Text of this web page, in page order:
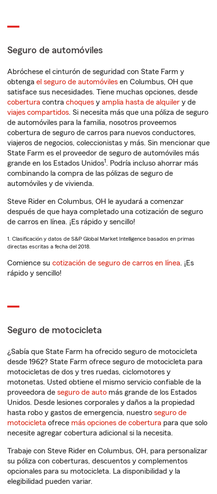
Seguro de automóviles
Abróchese el cinturón de seguridad con State Farm y
obtenga el seguro de automóviles en Columbus, OH que
satisface sus necesidades. Tiene muchas opciones, desde
cobertura contra choques y amplia hasta de alquiler y de
viajes compartidos. Si necesita más que una póliza de seguro
de automóviles para la familia, nosotros proveemos
cobertura de seguro de carros para nuevos conductores,
viajeros de negocios, coleccionistas y más. Sin mencionar que
State Farm es el proveedor de seguro de automóviles más
grande en los Estados Unidos1 . Podría incluso ahorrar más
combinando la compra de las pólizas de seguro de
automóviles y de vivienda.
Steve Rider en Columbus, OH le ayudará a comenzar
después de que haya completado una cotización de seguro
de carros en línea. ¡Es rápido y sencillo!
1. Clasificación y datos de S&P Global Market Intelligence basados en primas
directas escritas a fecha del 2018.
Comience su cotización de seguro de carros en línea. ¡Es
rápido y sencillo!
Seguro de motocicleta
¿Sabía que State Farm ha ofrecido seguro de motocicleta
desde 1962? State Farm ofrece seguro de motocicleta para
motocicletas de dos y tres ruedas, ciclomotores y
motonetas. Usted obtiene el mismo servicio confiable de la
proveedora de seguro de auto más grande de los Estados
Unidos. Desde lesiones corporales y daños a la propiedad
hasta robo y gastos de emergencia, nuestro seguro de
motocicleta ofrece más opciones de cobertura para que solo
necesite agregar cobertura adicional si la necesita.
Trabaje con Steve Rider en Columbus, OH, para personalizar
su póliza con coberturas, descuentos y complementos
opcionales para su motocicleta. La disponibilidad y la
elegibilidad pueden variar.